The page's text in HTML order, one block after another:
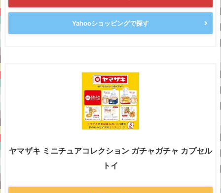
Yahooショッピングで探す
ヤマザキ ミニチュアコレクション ガチャガチャ カプセル
トイ